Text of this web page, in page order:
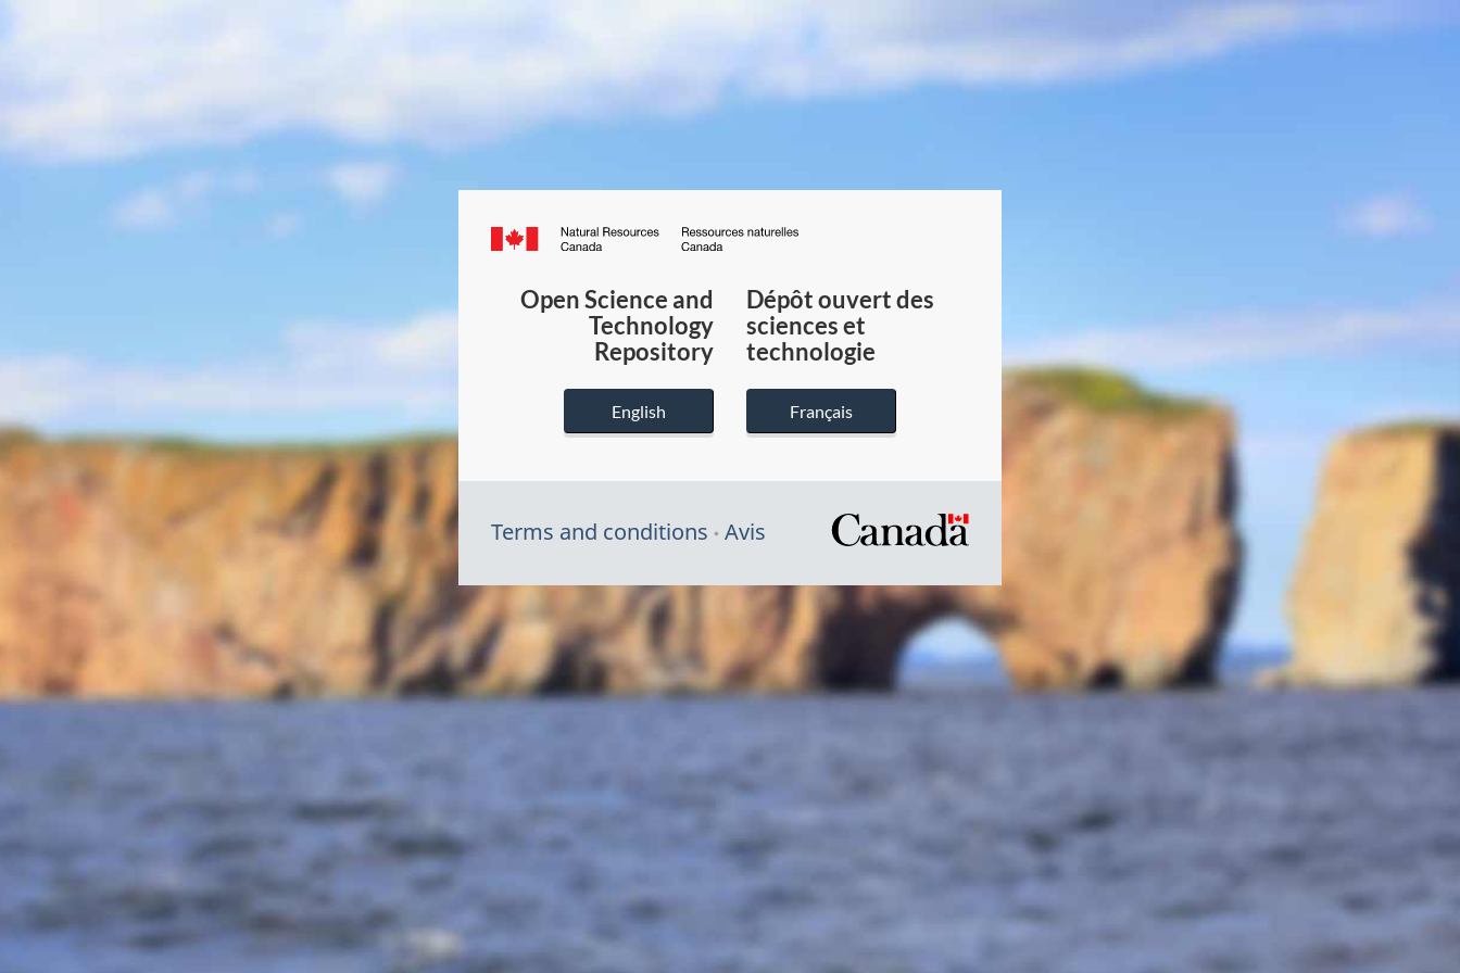
Canada.ca
du
Canada
Open Science and
Technology
Repository
English
Dépôt ouvert des
sciences et
technologie
Français
Terms and conditions Avis
/
du
gouvernement
du